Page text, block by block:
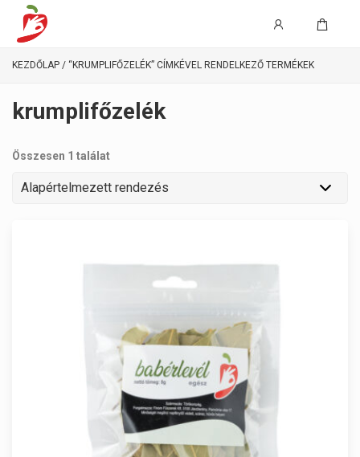
KEZDŐLAP / “KRUMPLIFŐZELÉK” CÍMKÉVEL RENDELKEZŐ TERMÉKEK
krumplifőzelék
Összesen 1 találat